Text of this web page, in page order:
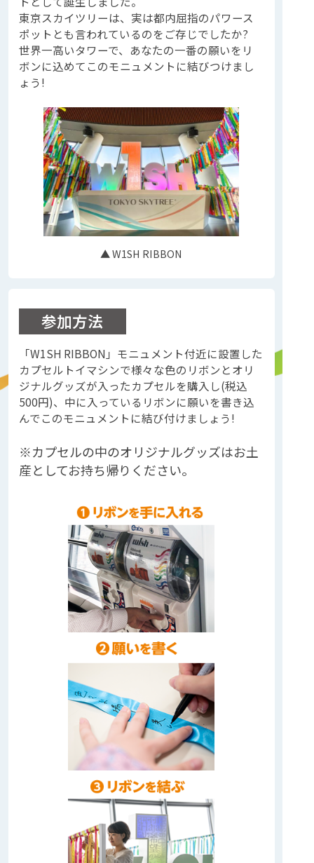
東京スカイツリーは、実は都内屈指のパワース
ポットとも言われているのをご存じでしたか?
世界一高いタワーで、あなたの一番の願いをリ
ボンに込めてこのモニュメントに結びつけまし
ょう!
▲ W1SH RIBBON
参加方法
「W1SH RIBBON」モニュメント付近に設置した
カプセルトイマシンで様々な色のリボンとオリ
ジナルグッズが入ったカプセルを購入し(税込
500円)、中に入っているリボンに願いを書き込
んでこのモニュメントに結び付けましょう!
※カプセルの中のオリジナルグッズはお土
産としてお持ち帰りください。